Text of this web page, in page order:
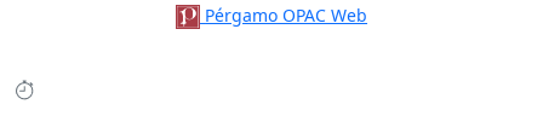
Pérgamo OPAC Web